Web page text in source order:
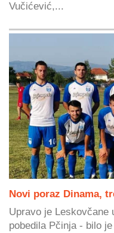
Vučićević,...
Novi poraz Dinama,
Upravo je Leskovčane
pobedila Pčinja - bilo